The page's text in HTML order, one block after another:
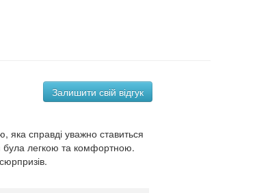
Залишити свій відгук
справді уважно ставиться
була легкою та комфортною.